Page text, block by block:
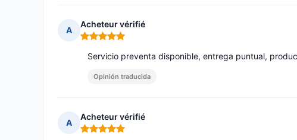
A
Acheteur vérifié
Nota: 5 de 5
Servicio preventa disponible, entrega puntual,
Opinión traducida
A
Acheteur vérifié
Nota: 5 de 5